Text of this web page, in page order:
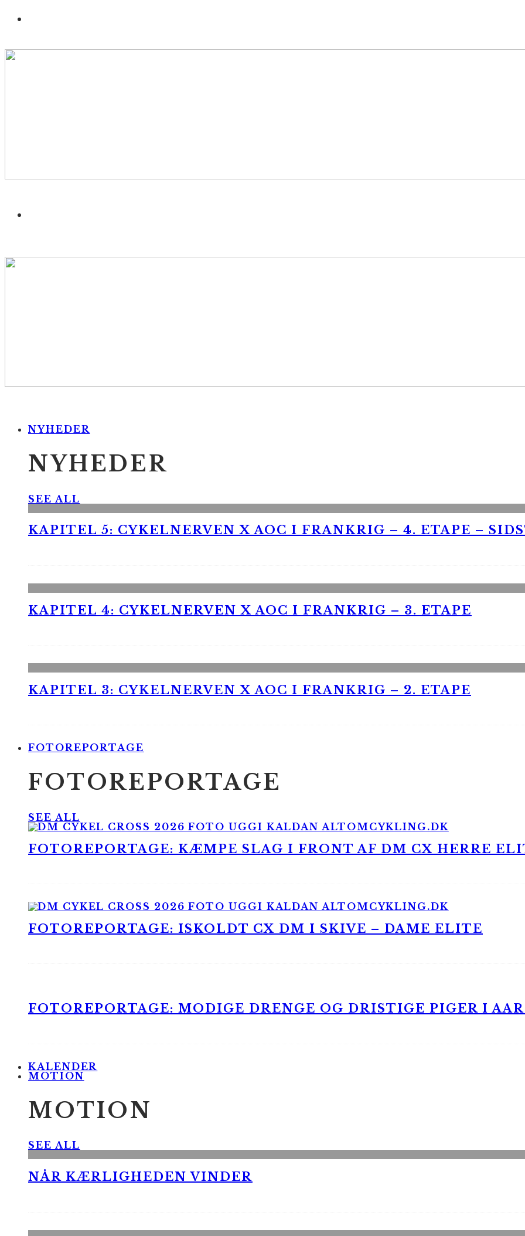
NYHEDER
NYHEDER
SEE ALL
KAPITEL 5: CYKELNERVEN X AOC I FRANKRIG – 4. ETAPE –
KAPITEL 4: CYKELNERVEN X AOC I FRANKRIG – 3. ETAPE
KAPITEL 3: CYKELNERVEN X AOC I FRANKRIG – 2. ETAPE
FOTOREPORTAGE
FOTOREPORTAGE
SEE ALL
FOTOREPORTAGE: KÆMPE SLAG I FRONT AF DM CX HERRE
FOTOREPORTAGE: ISKOLDT CX DM I SKIVE – DAME ELITE
FOTOREPORTAGE: MODIGE DRENGE OG DRISTIGE PIGER I
KALENDER
MOTION
MOTION
SEE ALL
NÅR KÆRLIGHEDEN VINDER